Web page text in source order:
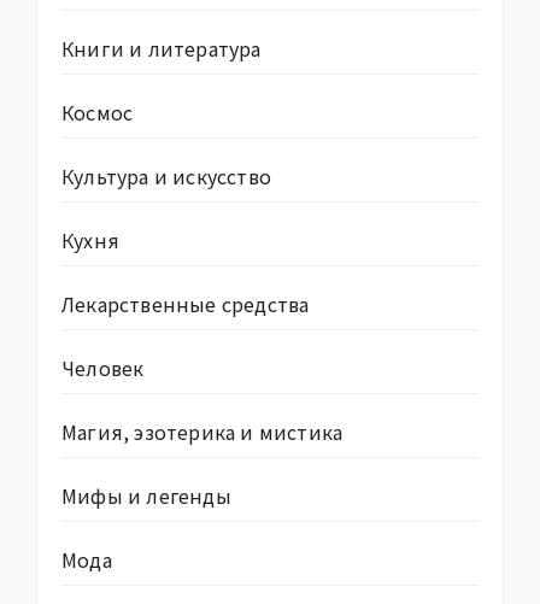
Книги и литература
Космос
Культура и искусство
Кухня
Лекарственные средства
Человек
Магия, эзотерика и мистика
Мифы и легенды
Мода